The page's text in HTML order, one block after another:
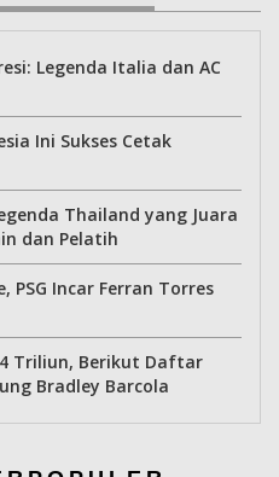
Legenda Italia dan AC
Ini Sukses Cetak
Thailand yang Juara
dan Pelatih
PSG Incar Ferran Torres
Triliun, Berikut Daftar
Bradley Barcola